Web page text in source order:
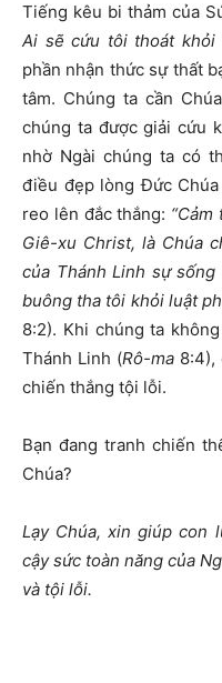
Tiếng kêu bi thảm của
Ai sẽ cứu tôi thoát khỏi
phần nhận thức sự thất
tâm. Chúng ta cần
chúng ta được giải cứu
nhờ Ngài chúng ta có
điều đẹp lòng Đức
reo lên đắc thắng:
Giê-xu Christ, là Chúa
của Thánh Linh sự
buông tha tôi khỏi luật
8:2). Khi chúng ta
Thánh Linh (Rô-ma 8:4),
chiến thắng tội lỗi.
Bạn đang tranh chiến
Chúa?
Lạy Chúa, xin giúp con
cậy sức toàn năng của
và tội lỗi.